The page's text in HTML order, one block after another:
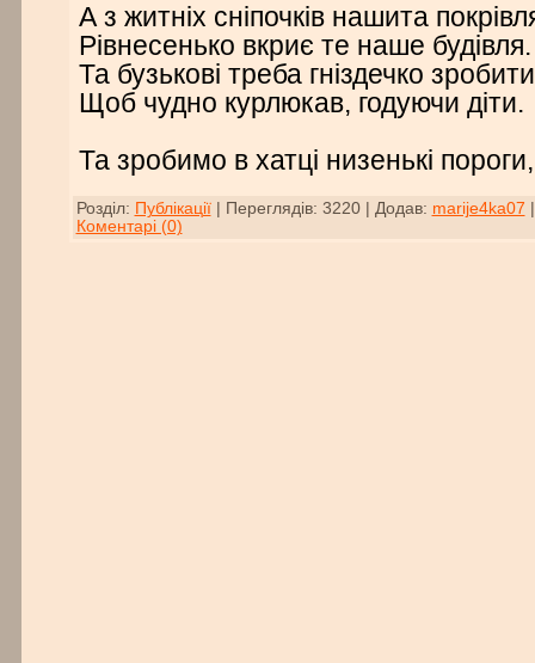
А з житніх сніпочків нашита
Рівнесенько вкриє те наше будівля.
Та бузькові треба гніздечко
Щоб чудно курлюкав, годуючи діти.
Та зробимо в хатці низенькі
Розділ: Публікації| Переглядів: 3220| Додав: marije4ka07
Коментарі (0)